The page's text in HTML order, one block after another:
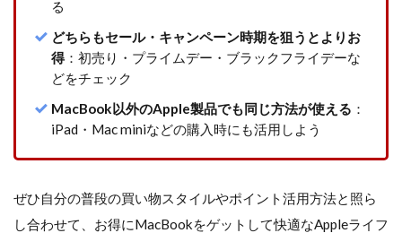
る
どちらもセール・キャンペーン時期を狙うとよりお
得：初売り・プライムデー・ブラックフライデーな
どをチェック
MacBook以外のApple製品でも同じ方法が使える ：
iPad・Mac miniなどの購入時にも活用しよう
ぜひ自分の普段の買い物スタイルやポイント活用方法と照ら
し合わせて、お得にMacBookをゲットして快適なAppleライフ